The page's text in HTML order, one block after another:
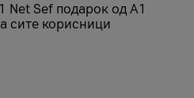
Net Sеf подарок од А1
сите корисници